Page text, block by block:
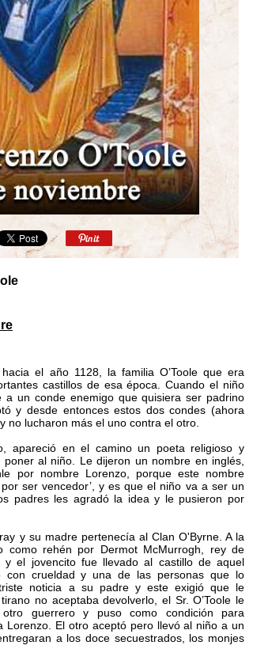
el año 1128, la familia O’Toole que era
castillos de esa época. Cuando el niño
a un conde enemigo que quisiera ser padrino
y desde entonces estos dos condes (ahora
no lucharon más el uno contra el otro.
apareció en el camino un poeta religioso y
al niño. Le dijeron un nombre en inglés,
por nombre Lorenzo, porque este nombre
ser vencedor’, y es que el niño va a ser un
padres les agradó la idea y le pusieron por
y su madre pertenecía al Clan O'Byrne. A la
como rehén por Dermot McMurrogh, rey de
y el jovencito fue llevado al castillo de aquel
con crueldad y una de las personas que lo
noticia a su padre y este exigió que le
no aceptaba devolverlo, el Sr. O’Toole le
guerrero y puso como condición para
Lorenzo. El otro aceptó pero llevó al niño a un
a los doce secuestrados, los monjes